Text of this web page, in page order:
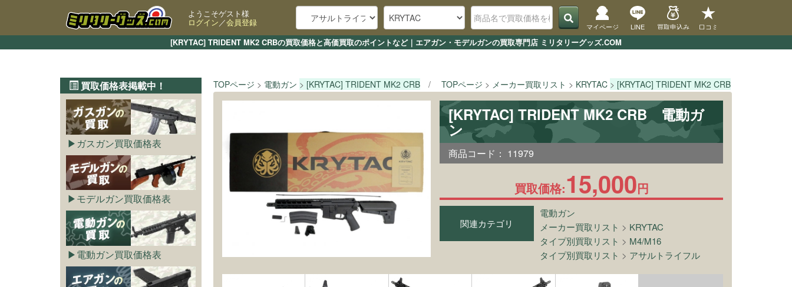
[KRYTAC] TRIDENT MK2 CRBの買取価格と高価買取のポイントなど｜エアガン・モデルガンの買取専門店 ミリタリーグッズ.COM
ようこそゲスト様
ログイン／会員登録 マイページ LINE 買取申込み 口コミ
TOPページ 電動ガン [KRYTAC] TRIDENT MK2 CRB TOPページ メーカー買取リスト KRYTAC [KRYTAC] TRIDENT MK2 CRB
[KRYTAC] TRIDENT MK2 CRB 電動ガ
ン
商品コード： 11979
買取価格:15,000円
関連カテゴリ
電動ガン
メーカー買取リスト > KRYTAC
タイプ別買取リスト > M4/M16
タイプ別買取リスト > アサルトライフル
買取価格表掲載中！
ガスガン買取価格表
モデルガン買取価格表
電動ガン買取価格表